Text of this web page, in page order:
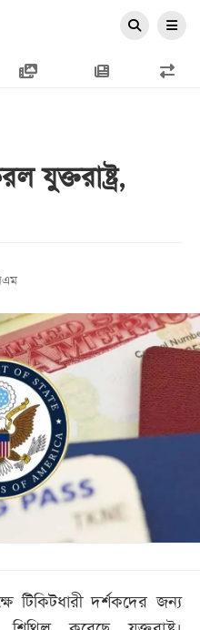
যুক্তরাষ্ট্র,
টিকিটধারী দর্শকদের জন্য